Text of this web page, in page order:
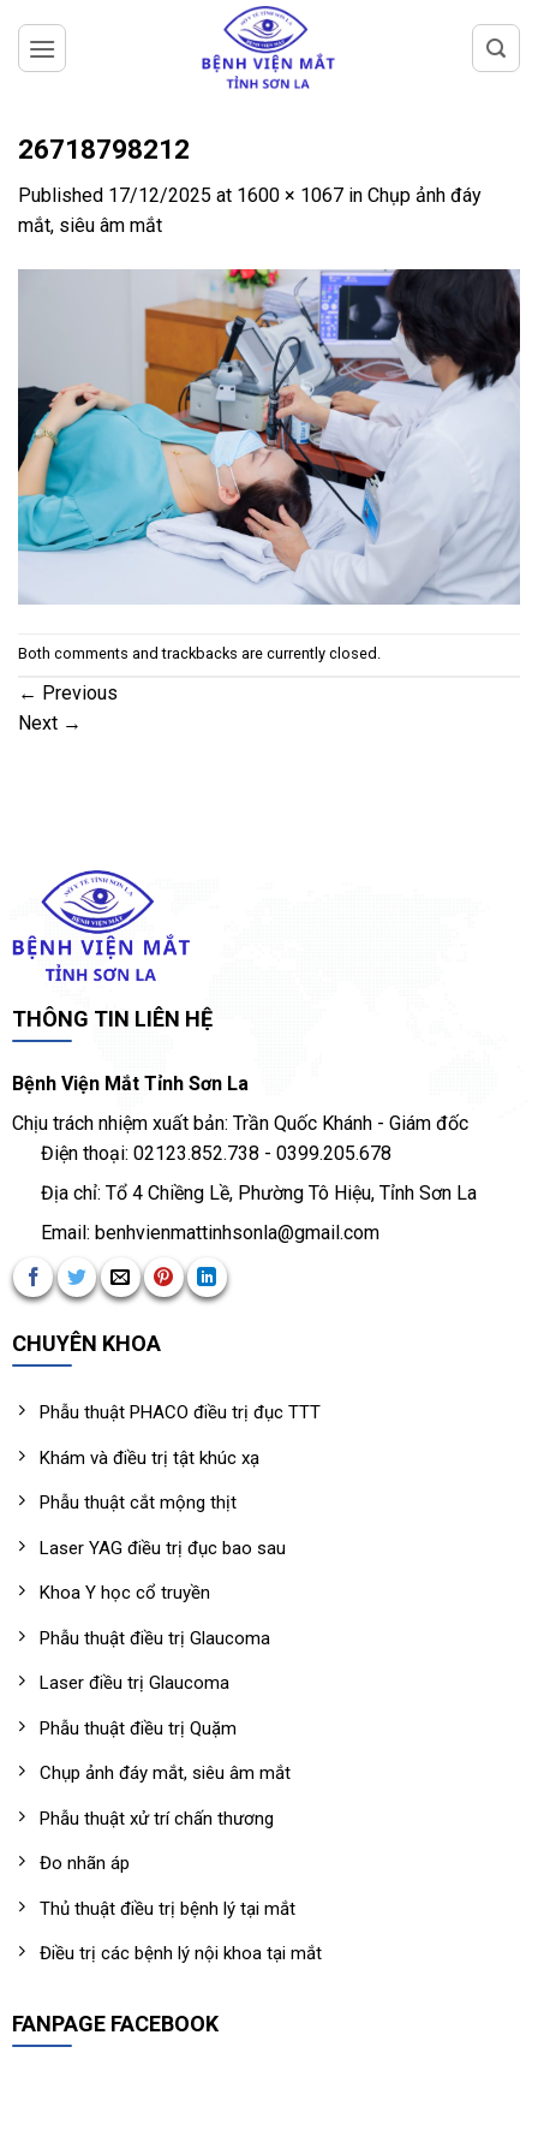
content
26718798212
Published 17/12/2025 at 1600 × 1067 in Chụp ảnh đáy
mắt, siêu âm mắt
Both comments and trackbacks are currently closed.
← Previous
Next →
THÔNG TIN LIÊN HỆ
Bệnh Viện Mắt Tỉnh Sơn La
Chịu trách nhiệm xuất bản: Trần Quốc Khánh - Giám đốc
Điện thoại: 02123.852.738 - 0399.205.678
Địa chỉ: Tổ 4 Chiềng Lề, Phường Tô Hiệu, Tỉnh Sơn La
Email: benhvienmattinhsonla@gmail.com
CHUYÊN KHOA
Phẫu thuật PHACO điều trị đục TTT
Khám và điều trị tật khúc xạ
Phẫu thuật cắt mộng thịt
Laser YAG điều trị đục bao sau
Khoa Y học cổ truyền
Phẫu thuật điều trị Glaucoma
Laser điều trị Glaucoma
Phẫu thuật điều trị Quặm
Chụp ảnh đáy mắt, siêu âm mắt
Phẫu thuật xử trí chấn thương
Đo nhãn áp
Thủ thuật điều trị bệnh lý tại mắt
Điều trị các bệnh lý nội khoa tại mắt
FANPAGE FACEBOOK